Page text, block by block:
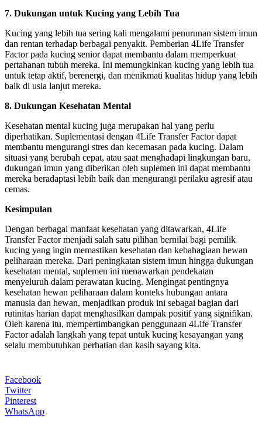
7. Dukungan untuk Kucing yang Lebih Tua
Kucing yang lebih tua sering kali mengalami penurunan sistem imun
dan rentan terhadap berbagai penyakit. Pemberian 4Life Transfer
Factor pada kucing senior dapat membantu dalam memperkuat
pertahanan tubuh mereka. Ini memungkinkan kucing yang lebih tua
untuk tetap aktif, berenergi, dan menikmati kualitas hidup yang lebih
baik di usia lanjut mereka.
8. Dukungan Kesehatan Mental
Kesehatan mental kucing juga merupakan hal yang perlu
diperhatikan. Suplementasi dengan 4Life Transfer Factor dapat
membantu mengurangi stres dan kecemasan pada kucing. Dalam
situasi yang berubah cepat, atau saat menghadapi lingkungan baru,
dukungan imun yang diberikan oleh suplemen ini dapat membantu
mereka beradaptasi lebih baik dan mengurangi perilaku agresif atau
cemas.
Kesimpulan
Dengan berbagai manfaat kesehatan yang ditawarkan, 4Life
Transfer Factor menjadi salah satu pilihan bernilai bagi pemilik
kucing yang ingin memastikan kesehatan dan kebahagiaan hewan
peliharaan mereka. Dari peningkatan sistem imun hingga dukungan
kesehatan mental, suplemen ini menawarkan pendekatan
menyeluruh dalam perawatan kucing. Mengingat pentingnya
kesehatan hewan peliharaan dalam konteks hubungan antara
manusia dan hewan, menjadikan produk ini sebagai bagian dari
rutinitas harian dapat menghasilkan dampak positif yang signifikan.
Oleh karena itu, mempertimbangkan penggunaan 4Life Transfer
Factor adalah langkah yang tepat untuk kucing kesayangan yang
selalu membutuhkan perhatian dan kasih sayang kita.
Facebook
Twitter
Pinterest
WhatsApp